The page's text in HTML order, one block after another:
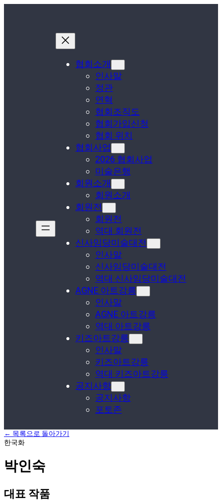
협회소개
인사말
정관
연혁
협회조직도
협회가입신청
협회 위치
협회사업
2026 협회사업
미술은행
회원소개
회원소개
회원전
회원전
역대 회원전
신사임당미술대전
인사말
신사임당미술대전
역대 신사임당미술대전
AGNE 아트강릉
인사말
AGNE 아트강릉
역대 아트강릉
키즈아트강릉
인사말
키즈아트강릉
역대 키즈아트강릉
공지사항
공지사항
포토존
← 목록으로 돌아가기
한국화
박인숙
대표 작품